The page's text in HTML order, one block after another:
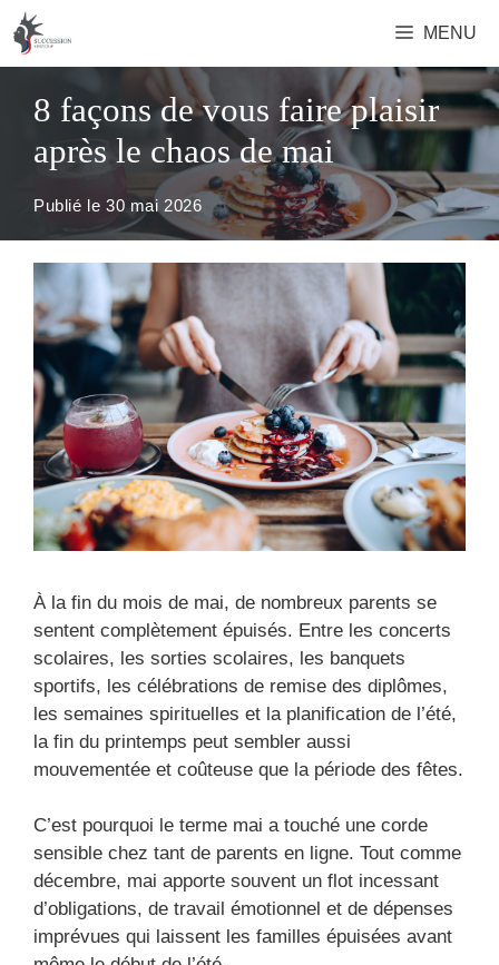
Aller
au
contenu
MENU
8 façons de vous faire plaisir
après le chaos de mai
Publié le 30 mai 2026
À la fin du mois de mai, de nombreux parents se
sentent complètement épuisés. Entre les concerts
scolaires, les sorties scolaires, les banquets
sportifs, les célébrations de remise des diplômes,
les semaines spirituelles et la planification de l’été,
la fin du printemps peut sembler aussi
mouvementée et coûteuse que la période des fêtes.
C’est pourquoi le terme mai a touché une corde
sensible chez tant de parents en ligne. Tout comme
décembre, mai apporte souvent un flot incessant
d’obligations, de travail émotionnel et de dépenses
imprévues qui laissent les familles épuisées avant